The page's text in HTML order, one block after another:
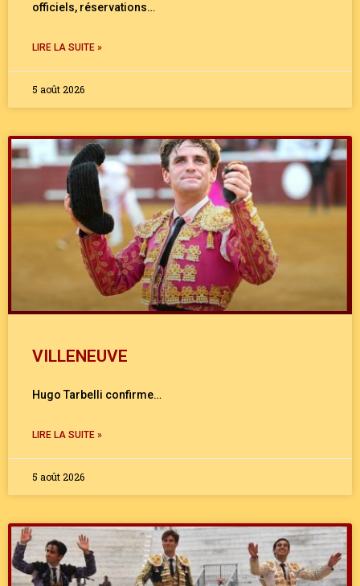
officiels, réservations…
LIRE LA SUITE »
5 août 2026
VILLENEUVE
Hugo Tarbelli confirme…
LIRE LA SUITE »
5 août 2026